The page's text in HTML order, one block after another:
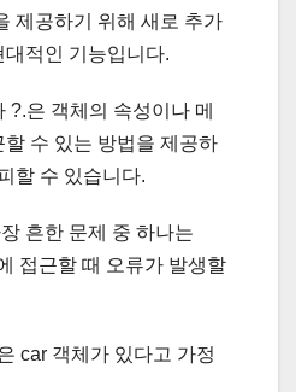
제공하기 위해 새로 추가
적인 기능입니다.
?.은 객체의 속성이나 메
수 있는 방법을 제공하
할 수 있습니다.
흔한 문제 중 하나는
접근할 때 오류가 발생할
car 객체가 있다고 가정